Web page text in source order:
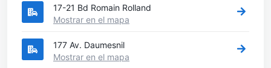
17-21 Bd Romain Rolland
Mostrar en el mapa
177 Av. Daumesnil
Mostrar en el mapa